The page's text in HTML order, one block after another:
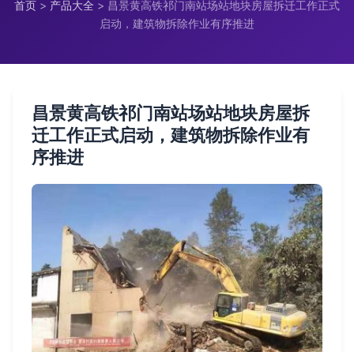
首页 > 产品大全 > 昌景黄高铁祁门南站场站地块房屋拆迁工作正式
启动，建筑物拆除作业有序推进
昌景黄高铁祁门南站场站地块房屋拆
迁工作正式启动，建筑物拆除作业有
序推进